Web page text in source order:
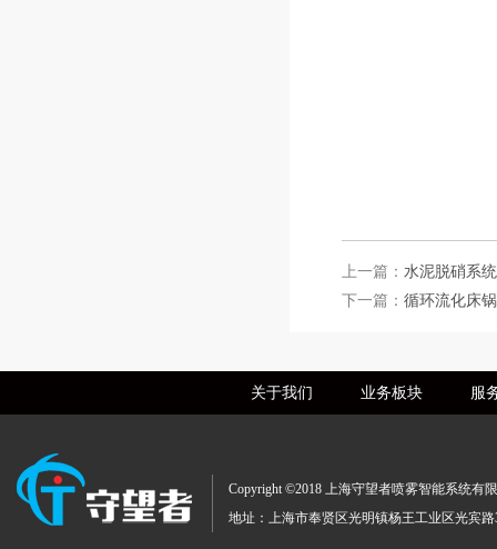
上一篇： 水泥脱硝系
下一篇： 循环流化床
关于我们 业务板块 服
Copyright ©2018 上海守望者喷雾智能系统有
地址：上海市奉贤区光明镇杨王工业区光宾路